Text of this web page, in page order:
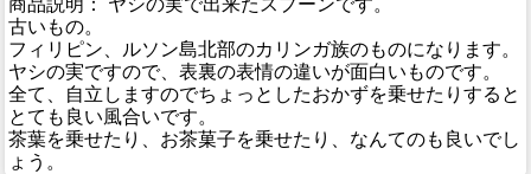
商品説明： ヤシの実で出来たスプーンです。
古いもの。
フィリピン、ルソン島北部のカリンガ族のものになります。
ヤシの実ですので、表裏の表情の違いが面白いものです。
全て、自立しますのでちょっとしたおかずを乗せたりすると
とても良い風合いです。
茶葉を乗せたり、お茶菓子を乗せたり、なんてのも良いでし
ょう。